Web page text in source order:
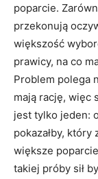
poparcie.
przekonują
większość
prawicy, na co
Problem polega
mają rację, więc
jest tylko jeden:
pokazałby,
większe
takiej próby sił